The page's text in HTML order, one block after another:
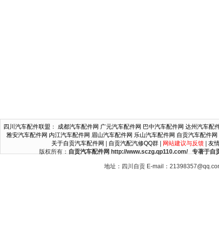
四川汽车配件联盟 ： 成都汽车配件网 广元汽车配件网 巴中汽车配件网 达州汽车配
雅安汽车配件网 内江汽车配件网 眉山汽车配件网 乐山汽车配件网 自贡汽车配件网
关于自贡汽车配件网
自贡汽配汽修QQ群| 网站建议与反馈| 友
版权所有： 自贡汽车配件网 http://www.sczg.qp110.com/ 专著于自
地址：四川自贡 E-mail：